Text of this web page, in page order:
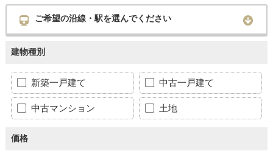
ご希望の沿線・駅を選んでください
建物種別
新築一戸建て 中古一戸建て
中古マンション 土地
価格